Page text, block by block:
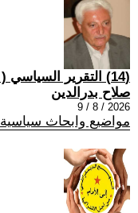
(14) التقرير السياسي ( 112 )
صلاح بدرالدين
2026 / 8 / 9
مواضيع وابحاث سياسية